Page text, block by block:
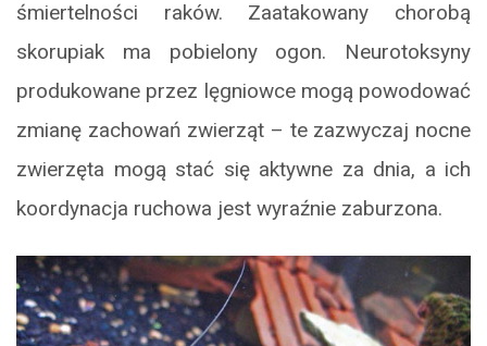
śmiertelności raków. Zaatakowany chorobą
skorupiak ma pobielony ogon. Neurotoksyny
produkowane przez lęgniowce mogą powodować
zmianę zachowań zwierząt – te zazwyczaj nocne
zwierzęta mogą stać się aktywne za dnia, a ich
koordynacja ruchowa jest wyraźnie zaburzona.